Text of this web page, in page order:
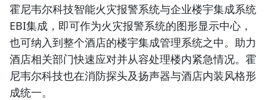
霍尼韦尔科技智能火灾报警系统与企业楼宇集成系统
EBI集成，即可作为火灾报警系统的图形显示中心，
也可纳入到整个酒店的楼宇集成管理系统之中。助力
酒店相关部门快速应对并从容处理楼内紧急情况。霍
尼韦尔科技也在消防探头及扬声器与酒店内装风格形
成统一。